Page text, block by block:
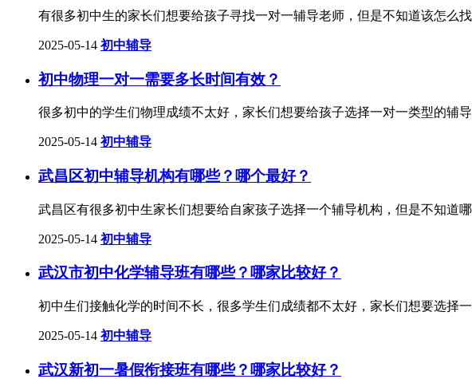
有很多初中生的家长们想要给孩子寻找一对一辅导老师，但是不知道该怎么
2025-05-14 初中辅导
初中物理一对一需要多长时间有效？
很多初中的学生们物理成绩不太好，家长们想要给孩子选择一对一类型的辅
2025-05-14 初中辅导
武昌区初中辅导机构有哪些？哪个最好？
武昌区有很多初中生家长们想要给自家孩子选择一个辅导机构，但是不知道
2025-05-14 初中辅导
武汉市初中化学辅导班有哪些？哪家比较好？
初中生们接触化学的时间不长，很多学生们成绩都不太好，家长们想要选择
2025-05-14 初中辅导
武汉新初一暑假衔接班有哪些？哪家比较好？